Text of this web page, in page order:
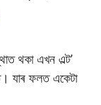
থকা এখন এল্ট’
যাৰ ফলত একেটা